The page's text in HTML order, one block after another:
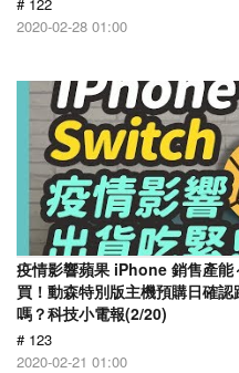
2020-02-28 01:00
疫情影響蘋果 iPhone 銷售產
買！動森特別版主機預購日確
嗎？科技小電報(2/20)
# 123
2020-02-21 01:00